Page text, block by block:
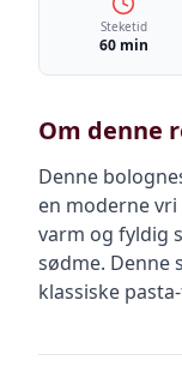
Steketid
60 min
Om denne
Denne
en moderne
varm og fyldig
sødme. Denne
klassiske